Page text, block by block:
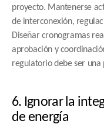
proyecto. Mantenerse
de interconexión,
Diseñar cronogramas
aprobación y
regulatorio debe ser
6. Ignorar la
de energía